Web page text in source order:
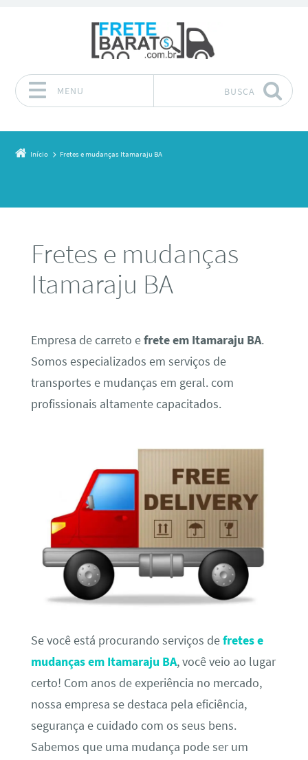
MENU BUSCA
Início Fretes e mudanças Itamaraju BA
Fretes e mudanças
Itamaraju BA
Empresa de carreto efrete em Itamaraju BA.
Somos especializados em serviços de
transportes e mudanças em geral. com
profissionais altamente capacitados.
Se você está procurando serviços defretes e
mudanças em Itamaraju BA, você veio ao lugar
certo! Com anos de experiência no mercado,
nossa empresa se destaca pela eficiência,
segurança e cuidado com os seus bens.
Sabemos que uma mudança pode ser um